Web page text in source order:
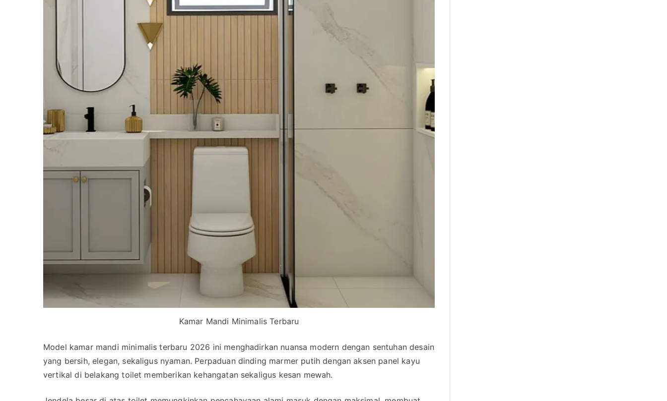
Kamar Mandi Minimalis Terbaru
Model kamar mandi minimalis terbaru 2026 ini menghadirkan nuansa modern dengan sentuhan desain
yang bersih, elegan, sekaligus nyaman. Perpaduan dinding marmer putih dengan aksen panel kayu
vertikal di belakang toilet memberikan kehangatan sekaligus kesan mewah.